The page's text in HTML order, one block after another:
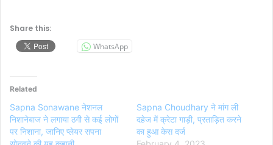
Share this:
WhatsApp
Related
Sapna Sonawane नेशनल
निशानेबाज ने लगाया ठगी से कई लोगों
पर निशाना, जानिए प्लेयर सपना
Sapna Choudhary ने मांग ली
दहेज में क्रेटा गाड़ी, प्रताड़ित करने
का हुआ केस दर्ज